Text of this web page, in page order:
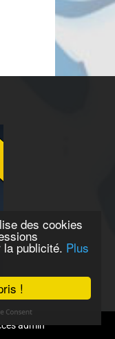
!
des cookies
publicité. Plus
admin